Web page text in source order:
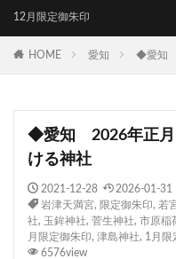
12月限定御朱印
HOME 愛知 ◆愛知
◆愛知 2026年正月
ける神社
2021-12-28 2026-01-31
岩津天満宮, 限定御朱印, 若
社, 玉鉾神社, 菅生神社, 市原稲
月限定御朱印, 津島神社, 1月限
6576view